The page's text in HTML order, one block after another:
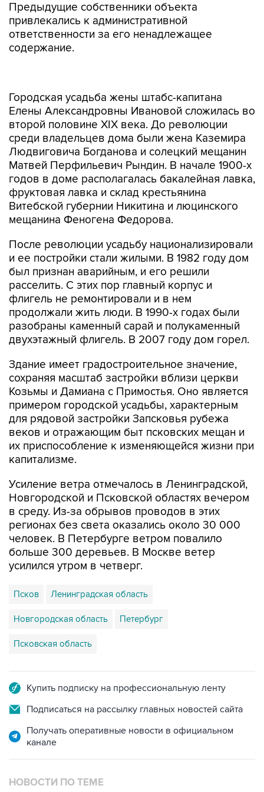
Предыдущие собственники объекта
привлекались к административной
ответственности за его ненадлежащее
содержание.
второй половине XIX века. До революции
среди владельцев дома были жена Каземира
Людвиговича Богданова и солецкий мещанин
Матвей Перфильевич Рындин. В начале 1900-х
годов в доме располагалась бакалейная лавка,
фруктовая лавка и склад крестьянина
Витебской губернии Никитина и люцинского
мещанина Феногена Федорова.
После революции усадьбу национализировали
был признан аварийным, и его решили
расселить. С этих пор главный корпус и
флигель не ремонтировали и в нем
продолжали жить люди. В 1990-х годах были
разобраны каменный сарай и полукаменный
двухэтажный флигель. В 2007 году дом горел.
Здание имеет градостроительное значение,
Козьмы и Дамиана с Примостья. Оно является
примером городской усадьбы, характерным
для рядовой застройки Запсковья рубежа
веков и отражающим быт псковских мещан и
их приспособление к изменяющейся жизни при
капитализме.
Усиление ветра отмечалось в Ленинградской,
в среду. Из-за обрывов проводов в этих
регионах без света оказались около 30 000
человек. В Петербурге ветром повалило
больше 300 деревьев. В Москве ветер
усилился утром в четверг.
Псков Ленинградская область
Новгородская область Петербург
Псковская область
Подписаться на рассылку главных новостей сайта
Получать оперативные новости в официальном
НОВОСТИ ПО ТЕМЕ
12 декабря 2019 года 11:42